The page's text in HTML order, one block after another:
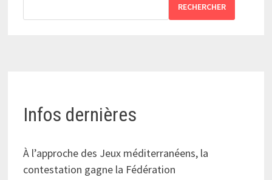
RECHERCHER
Infos dernières
À l’approche des Jeux méditerranéens, la
contestation gagne la Fédération